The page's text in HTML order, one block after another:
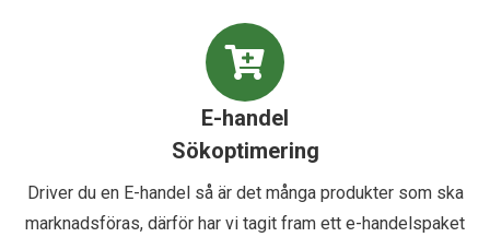
E-handel
Sökoptimering
Driver du en E-handel så är det många produkter som ska
marknadsföras, därför har vi tagit fram ett e-handelspaket